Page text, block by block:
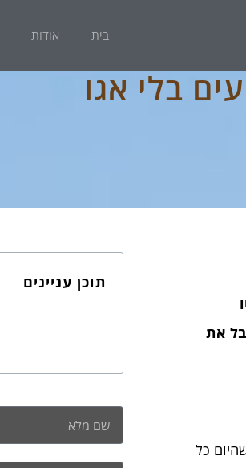
בית אודות
בלי אגו
את
כל
תוכן עניינים